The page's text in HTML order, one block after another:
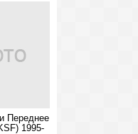
Переднее
1995-